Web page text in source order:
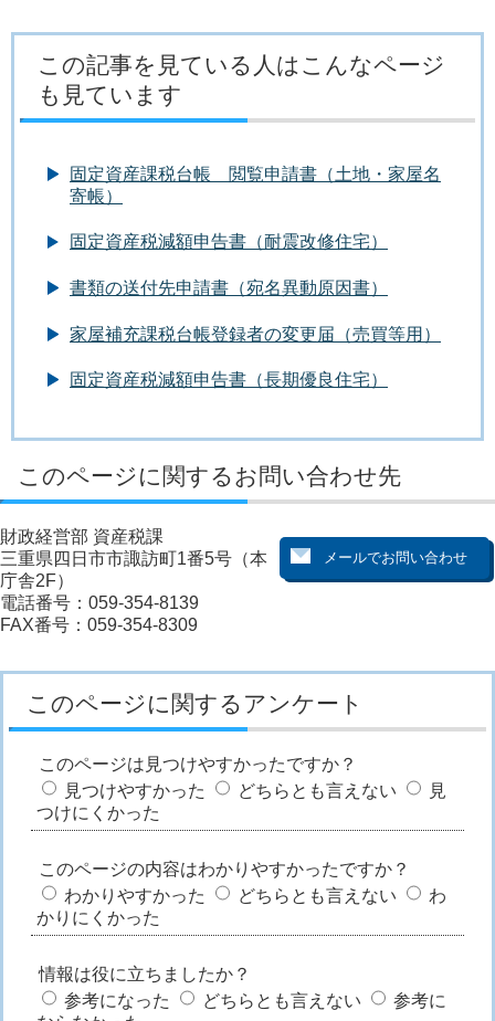
この記事を見ている人はこんなページ
も見ています
固定資産課税台帳 閲覧申請書（土地・家屋名
寄帳）
固定資産税減額申告書（耐震改修住宅）
書類の送付先申請書（宛名異動原因書）
家屋補充課税台帳登録者の変更届（売買等用）
固定資産税減額申告書（長期優良住宅）
このページに関するお問い合わせ先
財政経営部 資産税課
三重県四日市市諏訪町1番5号（本
庁舎2F）
電話番号：059-354-8139
FAX番号：059-354-8309
このページに関するアンケート
このページは見つけやすかったですか？
見つけやすかった
どちらとも言えない
見
つけにくかった
このページの内容はわかりやすかったですか？
わかりやすかった
どちらとも言えない
わ
かりにくかった
情報は役に立ちましたか？
参考になった
どちらとも言えない
参考に